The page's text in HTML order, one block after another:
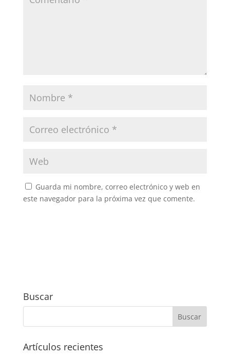
Guarda mi nombre, correo electrónico y web en
este navegador para la próxima vez que comente.
Buscar
Artículos recientes